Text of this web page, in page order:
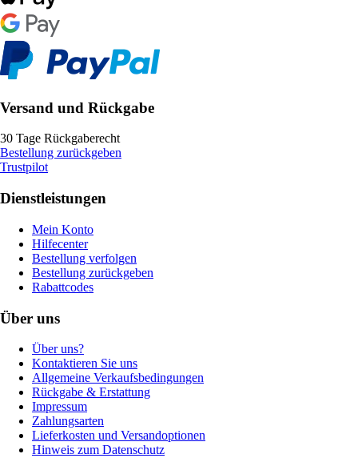
Versand und Rückgabe
30 Tage Rückgaberecht
Bestellung zurückgeben
Trustpilot
Dienstleistungen
Mein Konto
Hilfecenter
Bestellung verfolgen
Bestellung zurückgeben
Rabattcodes
Über uns
Über uns?
Kontaktieren Sie uns
Allgemeine Verkaufsbedingungen
Rückgabe & Erstattung
Impressum
Zahlungsarten
Lieferkosten und Versandoptionen
Hinweis zum Datenschutz